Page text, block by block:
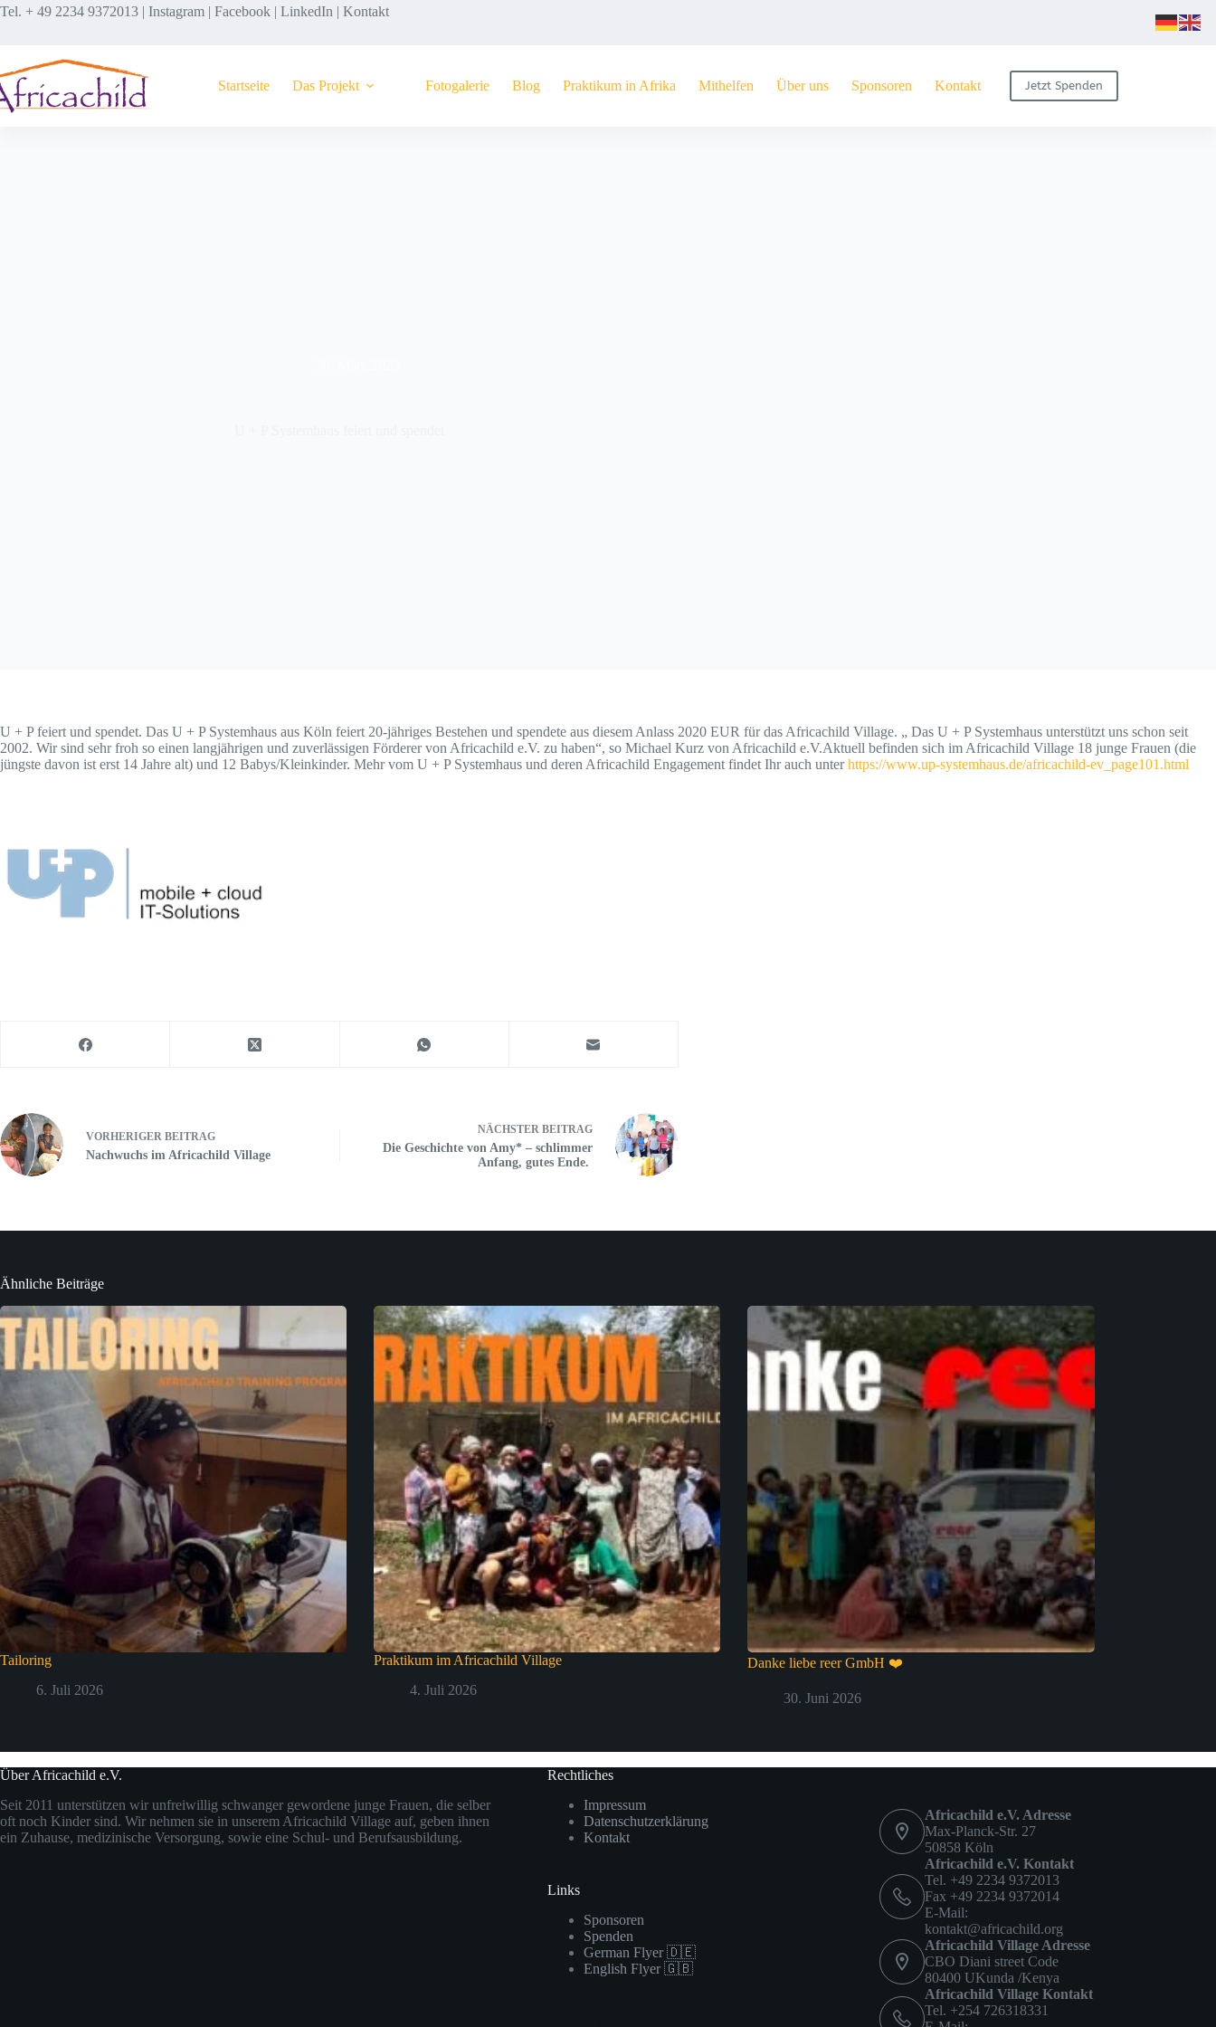
Tel. + 49 2234 9372013 | Instagram | Facebook | LinkedIn | Kontakt
Startseite Das Projekt Fotogalerie Blog Praktikum in Afrika Mithelfen Über uns Sponsoren Kontakt Jetzt Spenden
U + P feiert und spendet. Das U + P Systemhaus aus Köln feiert 20-jähriges Bestehen und spendete aus diesem Anlass 2020 EUR für das Africachild Village. „ Das U + P Systemhaus unterstützt uns schon seit
2002. Wir sind sehr froh so einen langjährigen und zuverlässigen Förderer von Africachild e.V. zu haben“, so Michael Kurz von Africachild e.V.Aktuell befinden sich im Africachild Village 18 junge Frauen (die
jüngste davon ist erst 14 Jahre alt) und 12 Babys/Kleinkinder. Mehr vom U + P Systemhaus und deren Africachild Engagement findet Ihr auch unterhttps://www.up-systemhaus.de/africachild-ev_page101.html
VORHERIGER BEITRAG
Nachwuchs im Africachild Village
NÄCHSTER BEITRAG
Die Geschichte von Amy* – schlimmer
Anfang, gutes Ende.
Ähnliche Beiträge
Tailoring
6. Juli 2026
Praktikum im Africachild Village
4. Juli 2026
Danke liebe reer GmbH ❤️
30. Juni 2026
Über Africachild e.V.
Seit 2011 unterstützen wir unfreiwillig schwanger gewordene junge Frauen, die selber
oft noch Kinder sind. Wir nehmen sie in unserem Africachild Village auf, geben ihnen
ein Zuhause, medizinische Versorgung, sowie eine Schul- und Berufsausbildung.
Rechtliches
Impressum
Datenschutzerklärung
Kontakt
Links
Sponsoren
Spenden
German Flyer 🇩🇪
English Flyer 🇬🇧
Africachild e.V. Adresse
Max-Planck-Str. 27
50858 Köln
Africachild e.V. Kontakt
Tel. +49 2234 9372013
Fax +49 2234 9372014
E-Mail:
kontakt@africachild.org
Africachild Village Adresse
CBO Diani street Code
80400 UKunda /Kenya
Africachild Village Kontakt
Tel. +254 726318331